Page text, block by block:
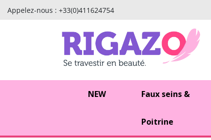
Appelez-nous : +33(0)411624754
NEW Faux seins &
Poitrine